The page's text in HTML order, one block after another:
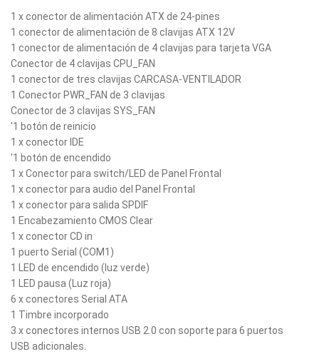
1 x conector de alimentación ATX de 24-pines
1 conector de alimentación de 8 clavijas ATX 12V
1 conector de alimentación de 4 clavijas para tarjeta VGA
Conector de 4 clavijas CPU_FAN
1 conector de tres clavijas CARCASA-VENTILADOR
1 Conector PWR_FAN de 3 clavijas
Conector de 3 clavijas SYS_FAN
'1 botón de reinicio
1 x conector IDE
'1 botón de encendido
1 x Conector para switch/LED de Panel Frontal
1 x conector para audio del Panel Frontal
1 x conector para salida SPDIF
1 Encabezamiento CMOS Clear
1 x conector CD in
1 puerto Serial (COM1)
1 LED de encendido (luz verde)
1 LED pausa (Luz roja)
6 x conectores Serial ATA
1 Timbre incorporado
3 x conectores internos USB 2.0 con soporte para 6 puertos
USB adicionales.